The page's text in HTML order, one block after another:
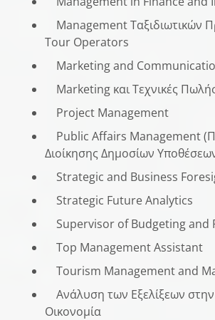
Management Ταξιδιωτικών
Tour Operators
Marketing and
Marketing και Τεχνικές
Project Management
Public Affairs Management
Διοίκησης Δημοσίων
Strategic and Business
Strategic Future Analytics
Supervisor of Budgeting and
Top Management Assistant
Tourism Management and
Ανάλυση των Εξελίξεων στην
Οικονομία